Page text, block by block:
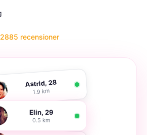
recensioner
Astrid, 28
1.9 km
Elin, 29
0.5 km